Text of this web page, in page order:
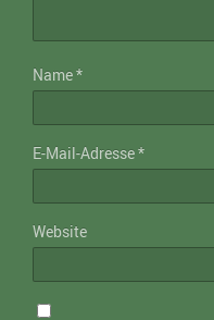
Name*
E-Mail-Adresse*
Website